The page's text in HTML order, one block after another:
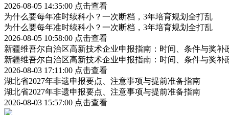
2026-08-05 14:35:00 点击查看
为什么要每年准时续科小？一次断档，3年培育规划全打乱
为什么要每年准时续科小？一次断档，3年培育规划全打乱
2026-08-05 10:58:00 点击查看
新疆维吾尔自治区高新技术企业申报指南：时间、条件与奖补
新疆维吾尔自治区高新技术企业申报指南：时间、条件与奖补
2026-08-03 17:11:00 点击查看
湖北省2027年非遗申报要点、注意事项与提前准备指南
湖北省2027年非遗申报要点、注意事项与提前准备指南
2026-08-03 15:57:00 点击查看